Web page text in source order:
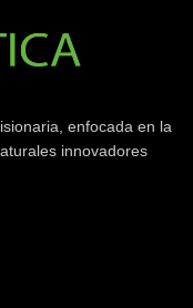
enfocada en la
innovadores